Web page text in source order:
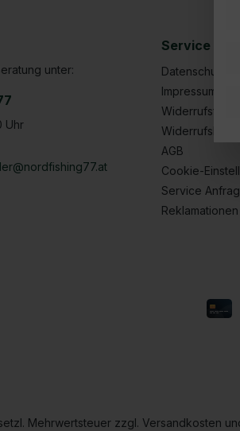
unter:
Uhr
Service |
Impressum
AGB
Cookie-
Service
Reklamationen
Mehrwertsteuer zzgl. Versandkosten